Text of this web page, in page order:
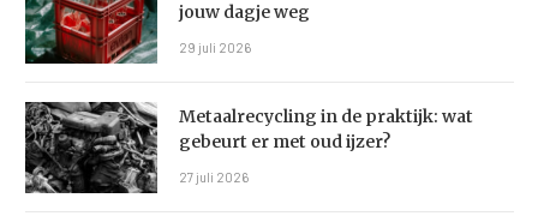
jouw dagje weg
29 juli 2026
Metaalrecycling in de praktijk: wat
gebeurt er met oud ijzer?
27 juli 2026